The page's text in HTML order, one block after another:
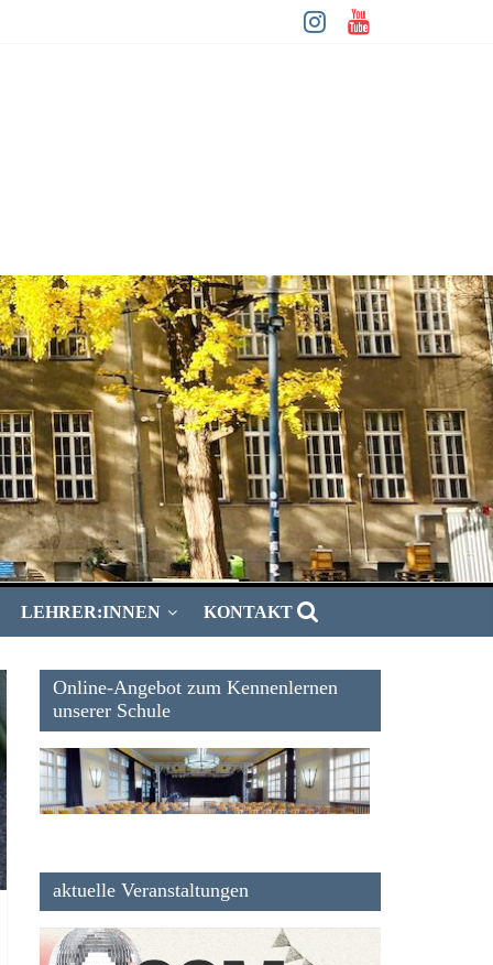
LEHRER:INNEN KONTAKT
Online-Angebot zum Kennenlernen
unserer Schule
aktuelle Veranstaltungen